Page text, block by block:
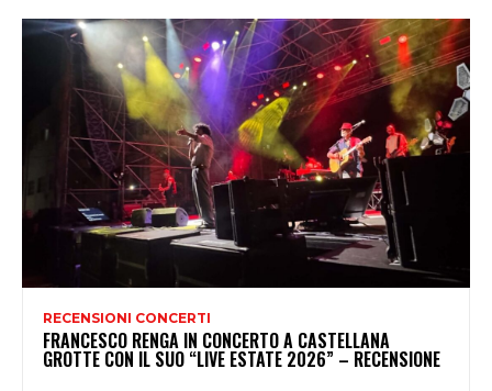
RECENSIONI CONCERTI
FRANCESCO RENGA IN CONCERTO A CASTELLANA
GROTTE CON IL SUO “LIVE ESTATE 2026” – RECENSIONE